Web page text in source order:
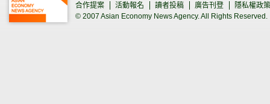
合作提案
活動報名 讀者投稿 廣告刊登
隱私權政策
© 2007 Asian Economy News Agency. All Rights Reserved.